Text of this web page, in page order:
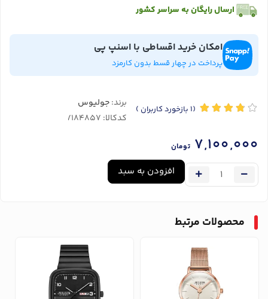
ارسال رایگان به سراسر کشور
امکان خرید اقساطی با اسنپ پی
پرداخت در چهار قسط بدون کارمزد
(1 بازخورد کاربران ) برند:جولیوس
کدکالا:
7,100,000 تومان
افزودن به سبد
محصولات مرتبط